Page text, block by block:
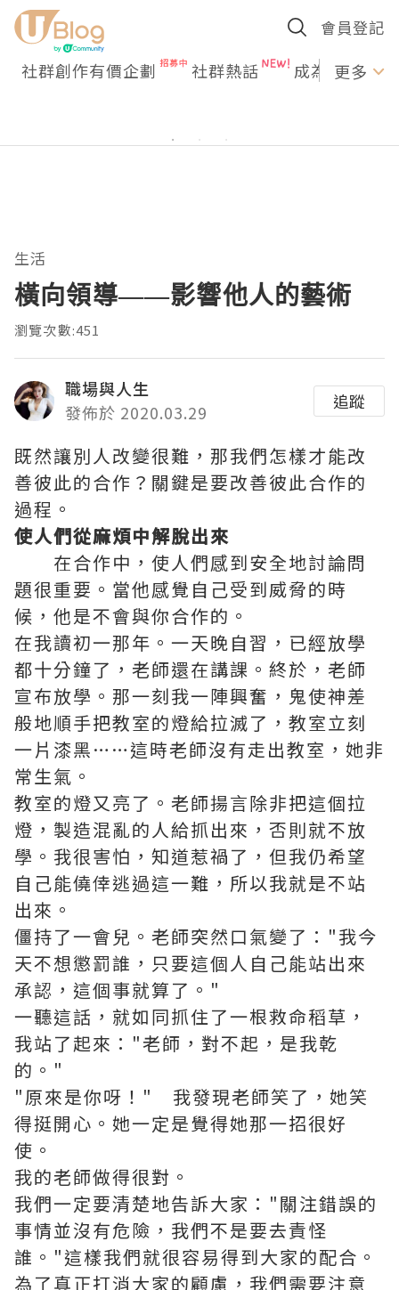
會員登記
社群創作有價企劃 社群熱話 成為U更多
生活
橫向領導——影響他人的藝術
瀏覽次數:451
職場與人生
發佈於 2020.03.29
追蹤
既然讓別人改變很難，那我們怎樣才能改
善彼此的合作？關鍵是要改善彼此合作的
過程。
使人們從麻煩中解脫出來
在合作中，使人們感到安全地討論問
題很重要。當他感覺自己受到威脅的時
候，他是不會與你合作的。
在我讀初一那年。一天晚自習，已經放學
都十分鐘了，老師還在講課。終於，老師
宣布放學。那一刻我一陣興奮，鬼使神差
般地順手把教室的燈給拉滅了，教室立刻
一片漆黑……這時老師沒有走出教室，她非
常生氣。
教室的燈又亮了。老師揚言除非把這個拉
燈，製造混亂的人給抓出來，否則就不放
學。我很害怕，知道惹禍了，但我仍希望
自己能僥倖逃過這一難，所以我就是不站
出來。
僵持了一會兒。老師突然口氣變了："我今
天不想懲罰誰，只要這個人自己能站出來
承認，這個事就算了。"
一聽這話，就如同抓住了一根救命稻草，
我站了起來："老師，對不起，是我乾
的。"
"原來是你呀！" 我發現老師笑了，她笑
得挺開心。她一定是覺得她那一招很好
使。
我的老師做得很對。
我們一定要清楚地告訴大家："關注錯誤的
事情並沒有危險，我們不是要去責怪
誰。"這樣我們就很容易得到大家的配合。
為了真正打消大家的顧慮，我們需要注意